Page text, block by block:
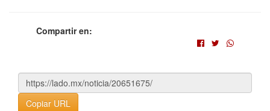
Compartir en:
Copiar URL